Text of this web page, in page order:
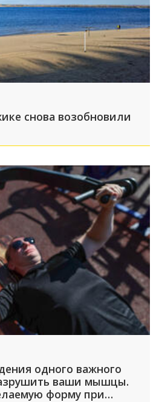
снова возобновили
одного важного
ваши мышцы.
форму при